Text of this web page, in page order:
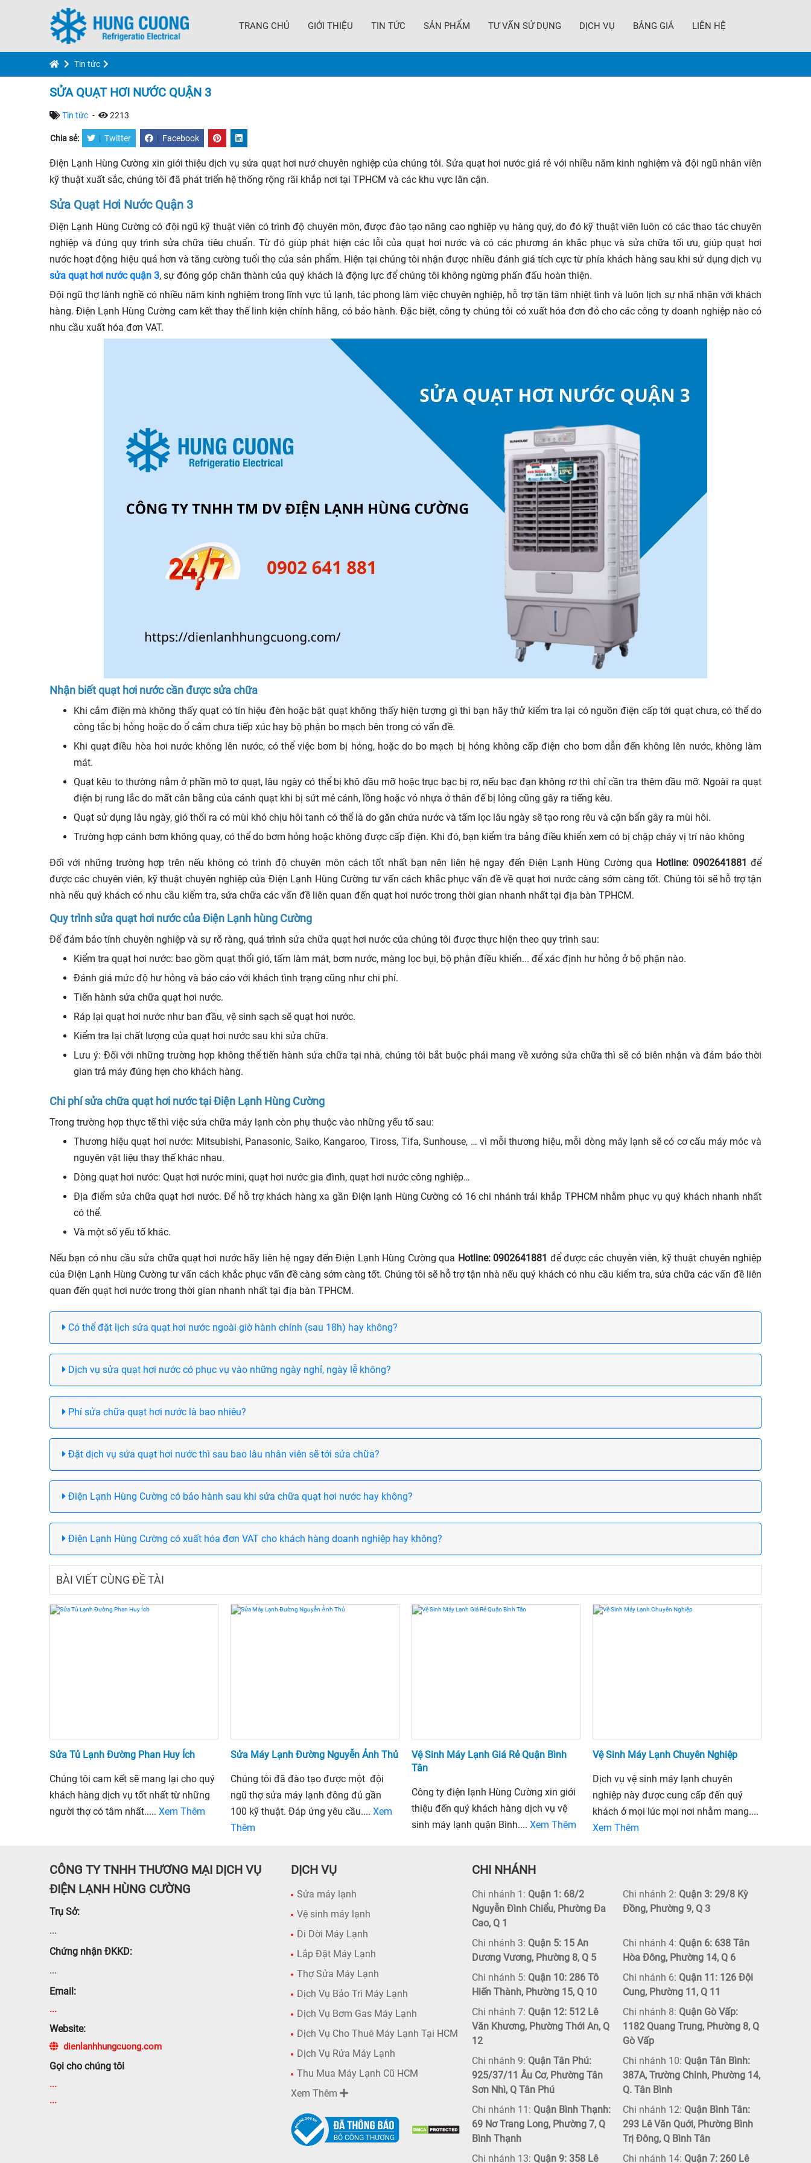
TRANG CHỦ GIỚI THIỆU TIN TỨC SẢN PHẨM TƯ VẤN SỬ DỤNG DỊCH VỤ BẢNG GIÁ LIÊN HỆ
Tin tức
SỬA QUẠT HƠI NƯỚC QUẬN 3
Tin tức - 2213
Chia sẻ: | Twitter | Facebook
Điện Lạnh Hùng Cường xin giới thiệu dịch vụ sửa quạt hơi nướ chuyên nghiệp của chúng tôi. Sửa quạt hơi nước giá rẻ với nhiều năm kinh nghiệm và đội ngũ nhân viên
kỹ thuật xuất sắc, chúng tôi đã phát triển hệ thống rộng rãi khắp nơi tại TPHCM và các khu vực lân cận.
Sửa Quạt Hơi Nước Quận 3
Điện Lạnh Hùng Cường có đội ngũ kỹ thuật viên có trình độ chuyên môn, được đào tạo nâng cao nghiệp vụ hàng quý, do đó kỹ thuật viên luôn có các thao tác chuyên
nghiệp và đúng quy trình sửa chữa tiêu chuẩn. Từ đó giúp phát hiện các lỗi của quạt hơi nước và có các phương án khắc phục và sửa chữa tối ưu, giúp quạt hơi
nước hoạt động hiệu quả hơn và tăng cường tuổi thọ của sản phẩm. Hiện tại chúng tôi nhận được nhiều đánh giá tích cực từ phía khách hàng sau khi sử dụng dịch vụ
sửa quạt hơi nước quận 3, sự đóng góp chân thành của quý khách là động lực để chúng tôi không ngừng phấn đấu hoàn thiện.
Đội ngũ thợ lành nghề có nhiều năm kinh nghiệm trong lĩnh vực tủ lạnh, tác phong làm việc chuyên nghiệp, hỗ trợ tận tâm nhiệt tình và luôn lịch sự nhã nhặn với khách
hàng. Điện Lạnh Hùng Cường cam kết thay thế linh kiện chính hãng, có bảo hành. Đặc biệt, công ty chúng tôi có xuất hóa đơn đỏ cho các công ty doanh nghiệp nào có
nhu cầu xuất hóa đơn VAT.
Nhận biết quạt hơi nước cần được sửa chữa
Khi cắm điện mà không thấy quạt có tín hiệu đèn hoặc bật quạt không thấy hiện tượng gì thì bạn hãy thử kiểm tra lại có nguồn điện cấp tới quạt chưa, có thể do
công tắc bị hỏng hoặc do ổ cắm chưa tiếp xúc hay bộ phận bo mạch bên trong có vấn đề.
Khi quạt điều hòa hơi nước không lên nước, có thể việc bơm bị hỏng, hoặc do bo mạch bị hỏng không cấp điện cho bơm dẫn đến không lên nước, không làm
mát.
Quạt kêu to thường nằm ở phần mô tơ quạt, lâu ngày có thể bị khô dầu mỡ hoặc trục bạc bị rơ, nếu bạc đạn không rơ thì chỉ cần tra thêm dầu mỡ. Ngoài ra quạt
điện bị rung lắc do mất cân bằng của cánh quạt khi bị sứt mẻ cánh, lồng hoặc vỏ nhựa ở thân đế bị lỏng cũng gây ra tiếng kêu.
Quạt sử dụng lâu ngày, gió thổi ra có mùi khó chịu hôi tanh có thể là do găn chứa nước và tấm lọc lâu ngày sẽ tạo rong rêu và cặn bẩn gây ra mùi hôi.
Trường hợp cánh bơm không quay, có thể do bơm hỏng hoặc không được cấp điện. Khi đó, bạn kiểm tra bảng điều khiển xem có bị chập cháy vị trí nào không
Đối với những trường hợp trên nếu không có trình độ chuyên môn cách tốt nhất bạn nên liên hệ ngay đến Điện Lạnh Hùng Cường qua Hotline: 0902641881để
được các chuyên viên, kỹ thuật chuyên nghiệp của Điện Lạnh Hùng Cường tư vấn cách khắc phục vấn đề về quạt hơi nước càng sớm càng tốt. Chúng tôi sẽ hỗ trợ tận
nhà nếu quý khách có nhu cầu kiểm tra, sửa chữa các vấn đề liên quan đến quạt hơi nước trong thời gian nhanh nhất tại địa bàn TPHCM.
Quy trình sửa quạt hơi nước của Điện Lạnh hùng Cường
Để đảm bảo tính chuyên nghiệp và sự rõ ràng, quá trình sửa chữa quạt hơi nước của chúng tôi được thực hiện theo quy trình sau:
Kiểm tra quạt hơi nước: bao gồm quạt thổi gió, tấm làm mát, bơm nước, màng lọc bụi, bộ phận điều khiển... để xác định hư hỏng ở bộ phận nào.
Đánh giá mức độ hư hỏng và báo cáo với khách tình trạng cũng như chi phí.
Tiến hành sửa chữa quạt hơi nước.
Ráp lại quạt hơi nước như ban đầu, vệ sinh sạch sẽ quạt hơi nước.
Kiểm tra lại chất lượng của quạt hơi nước sau khi sửa chữa.
Lưu ý: Đối với những trường hợp không thể tiến hành sửa chữa tại nhà, chúng tôi bắt buộc phải mang về xưởng sửa chữa thì sẽ có biên nhận và đảm bảo thời
gian trả máy đúng hẹn cho khách hàng.
Chi phí sửa chữa quạt hơi nước tại Điện Lạnh Hùng Cường
Trong trường hợp thực tế thì việc sửa chữa máy lạnh còn phụ thuộc vào những yếu tố sau:
Thương hiệu quạt hơi nước: Mitsubishi, Panasonic, Saiko, Kangaroo, Tiross, Tifa, Sunhouse, … vì mỗi thương hiệu, mỗi dòng máy lạnh sẽ có cơ cấu máy móc và
nguyên vật liệu thay thế khác nhau.
Dòng quạt hơi nước: Quạt hơi nước mini, quạt hơi nước gia đình, quạt hơi nước công nghiệp…
Địa điểm sửa chữa quạt hơi nước. Để hỗ trợ khách hàng xa gần Điện lạnh Hùng Cường có 16 chi nhánh trải khắp TPHCM nhằm phục vụ quý khách nhanh nhất
có thể.
Và một số yếu tố khác.
Nếu bạn có nhu cầu sửa chữa quạt hơi nước hãy liên hệ ngay đến Điện Lạnh Hùng Cường qua Hotline: 0902641881 để được các chuyên viên, kỹ thuật chuyên nghiệp
của Điện Lạnh Hùng Cường tư vấn cách khắc phục vấn đề càng sớm càng tốt. Chúng tôi sẽ hỗ trợ tận nhà nếu quý khách có nhu cầu kiểm tra, sửa chữa các vấn đề liên
quan đến quạt hơi nước trong thời gian nhanh nhất tại địa bàn TPHCM.
Có thể đặt lịch sửa quạt hơi nước ngoài giờ hành chính (sau 18h) hay không?
Dịch vụ sửa quạt hơi nước có phục vụ vào những ngày nghỉ, ngày lễ không?
Phí sửa chữa quạt hơi nước là bao nhiêu?
Đặt dịch vụ sửa quạt hơi nước thì sau bao lâu nhân viên sẽ tới sửa chữa?
Điện Lạnh Hùng Cường có bảo hành sau khi sửa chữa quạt hơi nước hay không?
Điện Lạnh Hùng Cường có xuất hóa đơn VAT cho khách hàng doanh nghiệp hay không?
BÀI VIẾT CÙNG ĐỀ TÀI
Sửa Tủ Lạnh Đường Phan Huy Ích
Chúng tôi cam kết sẽ mang lại cho quý
khách hàng dịch vụ tốt nhất từ những
người thợ có tâm nhất..... Xem Thêm
Sửa Máy Lạnh Đường Nguyễn Ảnh Thủ
Chúng tôi đã đào tạo được một đội
ngũ thợ sửa máy lạnh đông đủ gần
100 kỹ thuật. Đáp ứng yêu cầu.... Xem
Thêm
Vệ Sinh Máy Lạnh Giá Rẻ Quận Bình
Tân
Công ty điện lạnh Hùng Cường xin giới
thiệu đến quý khách hàng dịch vụ vệ
sinh máy lạnh quận Bình.... Xem Thêm
Vệ Sinh Máy Lạnh Chuyên Nghiệp
Dịch vụ vệ sinh máy lạnh chuyên
nghiệp này được cung cấp đến quý
khách ở mọi lúc mọi nơi nhằm mang....
Xem Thêm
CÔNG TY TNHH THƯƠNG MẠI DỊCH VỤ
ĐIỆN LẠNH HÙNG CƯỜNG
Trụ Sở:
...
Chứng nhận ĐKKD:
...
Email:
...
Website:
dienlanhhungcuong.com
Gọi cho chúng tôi
...
...
DỊCH VỤ
Sửa máy lạnh
Vệ sinh máy lạnh
Di Dời Máy Lạnh
Lắp Đặt Máy Lạnh
Thợ Sửa Máy Lạnh
Dịch Vụ Bảo Trì Máy Lạnh
Dịch Vụ Bơm Gas Máy Lạnh
Dịch Vụ Cho Thuê Máy Lạnh Tại HCM
Dịch Vụ Rửa Máy Lạnh
Thu Mua Máy Lạnh Cũ HCM
Xem Thêm
CHI NHÁNH
Chi nhánh 1: Quận 1: 68/2
Nguyễn Đình Chiểu, Phường Đa
Cao, Q 1
Chi nhánh 2: Quận 3: 29/8 Kỳ
Đồng, Phường 9, Q 3
Chi nhánh 3: Quận 5: 15 An
Dương Vương, Phường 8, Q 5
Chi nhánh 4: Quận 6: 638 Tân
Hòa Đông, Phường 14, Q 6
Chi nhánh 5: Quận 10: 286 Tô
Hiến Thành, Phường 15, Q 10
Chi nhánh 6: Quận 11: 126 Đội
Cung, Phường 11, Q 11
Chi nhánh 7: Quận 12: 512 Lê
Văn Khương, Phường Thới An, Q
12
Chi nhánh 8: Quận Gò Vấp:
1182 Quang Trung, Phường 8, Q
Gò Vấp
Chi nhánh 9: Quận Tân Phú:
925/37/11 Âu Cơ, Phường Tân
Sơn Nhì, Q Tân Phú
Chi nhánh 10: Quận Tân Bình:
387A, Trường Chinh, Phường 14,
Q. Tân Bình
Chi nhánh 11: Quận Bình Thạnh:
69 Nơ Trang Long, Phường 7, Q
Bình Thạnh
Chi nhánh 12: Quận Bình Tân:
293 Lê Văn Quới, Phường Bình
Trị Đông, Q Bình Tân
Chi nhánh 13: Quận 9: 358 Lê Chi nhánh 14: Quận 7: 260 Lê